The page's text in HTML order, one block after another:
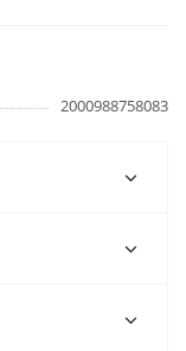
2000988758083